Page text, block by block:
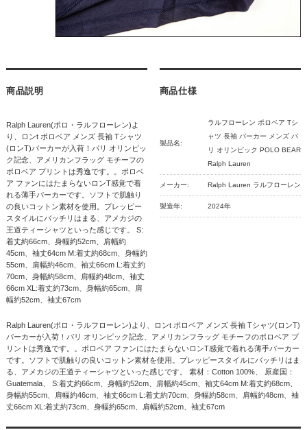
商品説明
Ralph Lauren(ポロ・ラルフローレン)よ
り、ロンt ポロベア メンズ 長袖 Tシャツ
(ロンT)パーカーが入荷！パリ オリンピッ
ク記念、アメリカンフラッグ モチーフの
ポロベア プリントは秀逸です。。ポロベ
ア ファンにはたまらないロンT感覚で着
れる薄手パーカーです。ソフトで肌触り
の良いコットン素材を使用。プレッピー
スタイルにバッチリはまる、アメカジの
王道ティーシャツといった感じです。 S:
着丈約66cm、身幅約52cm、肩幅約
45cm、袖丈64cm M:着丈約68cm、身幅約
55cm、肩幅約46cm、袖丈66cm L:着丈約
70cm、身幅約58cm、肩幅約48cm、袖丈
66cm XL:着丈約73cm、身幅約65cm、肩
幅約52cm、袖丈67cm
商品仕様
製品名:
ラルフローレン ポロベア Tシ
ャツ 長袖 パーカー メンズ パ
リ オリンピック POLO BEAR
Ralph Lauren
メーカー: Ralph Lauren ラルフローレン
製造年: 2024年
Ralph Lauren(ポロ・ラルフローレン)より、ロンt ポロベア メンズ 長袖 Tシャツ(ロンT)
パーカーが入荷！パリ オリンピック記念、アメリカンフラッグ モチーフのポロベア プ
リントは秀逸です。。ポロベア ファンにはたまらないロンT感覚で着れる薄手パーカー
です。ソフトで肌触りの良いコットン素材を使用。プレッピースタイルにバッチリはま
る、アメカジの王道ティーシャツといった感じです。 素材：Cotton 100%、 原産国：
Guatemala、 S:着丈約66cm、身幅約52cm、肩幅約45cm、袖丈64cm M:着丈約68cm、
身幅約55cm、肩幅約46cm、袖丈66cm L:着丈約70cm、身幅約58cm、肩幅約48cm、袖
丈66cm XL:着丈約73cm、身幅約65cm、肩幅約52cm、袖丈67cm